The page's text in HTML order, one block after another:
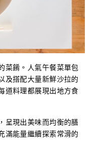
菜餚。人氣午餐菜單包
及搭配大量新鮮沙拉的
道料理都展現出地方食
呈現出美味而均衡的膳
滿能量繼續探索常滑的